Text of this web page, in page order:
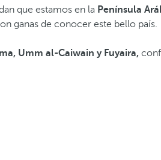
que estamos en la Península
ganas de conocer este bello país.
Umm al-Caiwain y Fuyaira,